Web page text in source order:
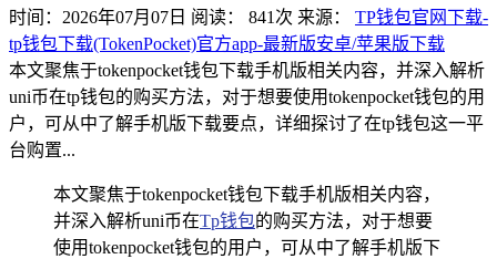
时间：2026年07月07日 阅读： 841 次 来源： TP钱包官网下载-
tp钱包下载(TokenPocket)官方app-最新版安卓/苹果版下载
本文聚焦于tokenpocket钱包下载手机版相关内容，并深入解析
uni币在tp钱包的购买方法，对于想要使用tokenpocket钱包的用
户，可从中了解手机版下载要点，详细探讨了在tp钱包这一平
台购置...
本文聚焦于tokenpocket钱包下载手机版相关内容，
并深入解析uni币在Tp钱包的购买方法，对于想要
使用tokenpocket钱包的用户，可从中了解手机版下